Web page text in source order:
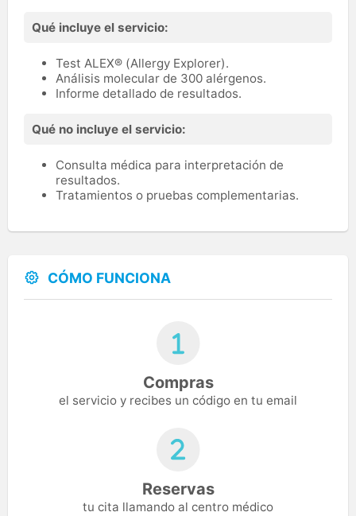
Qué incluye el servicio:
Test ALEX® (Allergy Explorer).
Análisis molecular de 300 alérgenos.
Informe detallado de resultados.
Qué no incluye el servicio:
Consulta médica para interpretación de
resultados.
Tratamientos o pruebas complementarias.
CÓMO FUNCIONA
Compras
el servicio y recibes un código en tu email
Reservas
tu cita llamando al centro médico